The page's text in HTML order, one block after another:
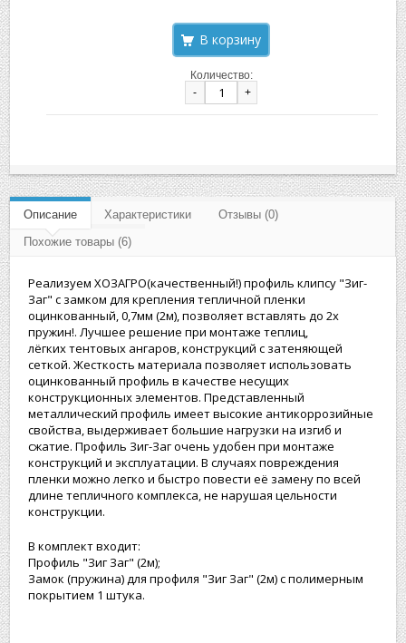
Количество:
-
+
Описание Характеристики
Отзывы (0)
Похожие товары (6)
Реализуем ХОЗАГРО(качественный!) профиль клипсу "Зиг-
Заг" с замком для крепления тепличной пленки
оцинкованный, 0,7мм (2м), позволяет вставлять до 2х
пружин!. Лучшее решение при монтаже теплиц,
лёгких тентовых ангаров, конструкций с затеняющей
сеткой. Жесткость материала позволяет использовать
оцинкованный профиль в качестве несущих
конструкционных элементов. Представленный
металлический профиль имеет высокие антикоррозийные
свойства, выдерживает большие нагрузки на изгиб и
сжатие. Профиль Зиг-Заг очень удобен при монтаже
конструкций и эксплуатации. В случаях повреждения
пленки можно легко и быстро повести её замену по всей
длине тепличного комплекса, не нарушая цельности
конструкции.
В комплект входит:
Профиль "Зиг Заг" (2м);
Замок (пружина) для профиля "Зиг Заг" (2м) с полимерным
покрытием 1 штука.